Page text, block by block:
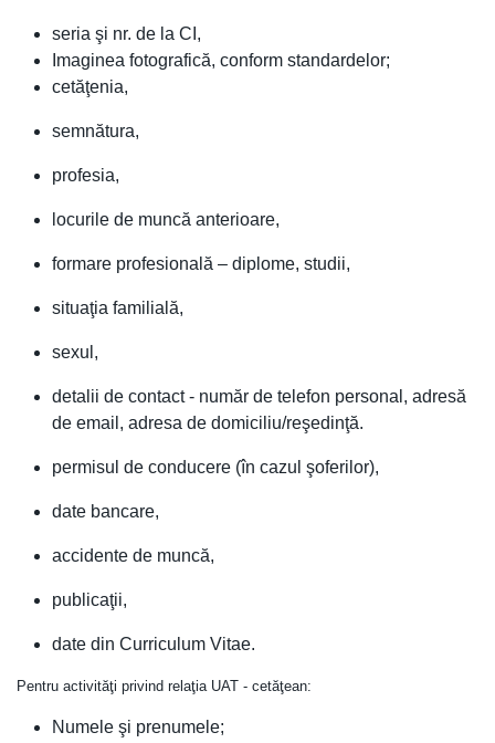
seria şi nr. de la CI,
Imaginea fotografică, conform standardelor;
cetăţenia,
semnătura,
profesia,
locurile de muncă anterioare,
formare profesională – diplome, studii,
situaţia familială,
sexul,
detalii de contact - număr de telefon personal, adresă
de email, adresa de domiciliu/reşedinţă.
permisul de conducere (în cazul şoferilor),
date bancare,
accidente de muncă,
publicaţii,
date din Curriculum Vitae.
Pentru activităţi privind relaţia UAT - cetăţean:
Numele şi prenumele;